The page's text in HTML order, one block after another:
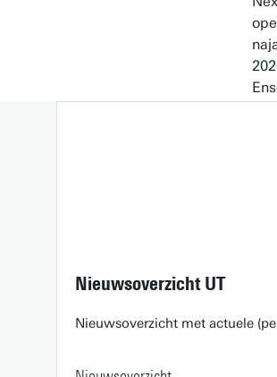
Nieuwsoverzicht UT
Nieuwsoverzicht met actuele